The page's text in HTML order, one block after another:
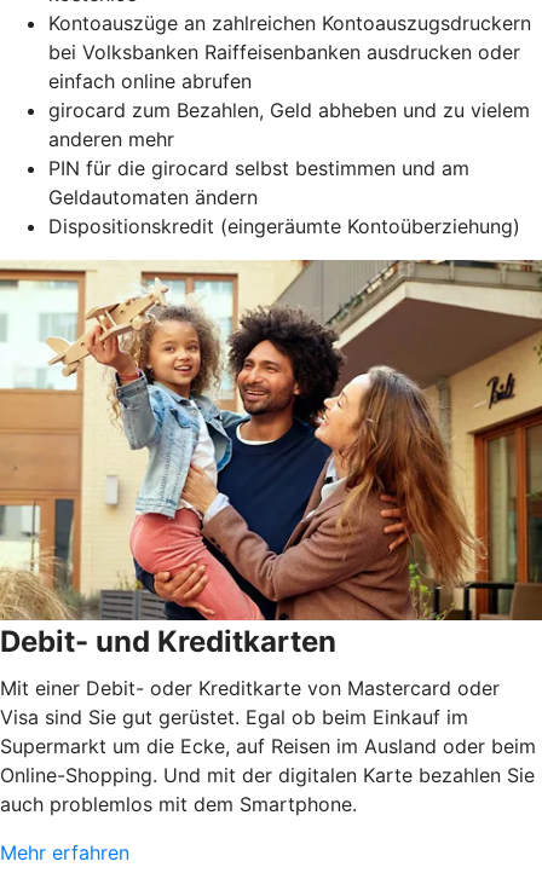
Kontoauszüge an zahlreichen Kontoauszugsdruckern
bei Volksbanken Raiffeisenbanken ausdrucken oder
einfach online abrufen
girocard zum Bezahlen, Geld abheben und zu vielem
anderen mehr
PIN für die girocard selbst bestimmen und am
Geldautomaten ändern
Dispositionskredit (eingeräumte Kontoüberziehung)
Debit- und Kreditkarten
Mit einer Debit- oder Kreditkarte von Mastercard oder
Visa sind Sie gut gerüstet. Egal ob beim Einkauf im
Supermarkt um die Ecke, auf Reisen im Ausland oder beim
Online-Shopping. Und mit der digitalen Karte bezahlen Sie
auch problemlos mit dem Smartphone.
Mehr erfahren